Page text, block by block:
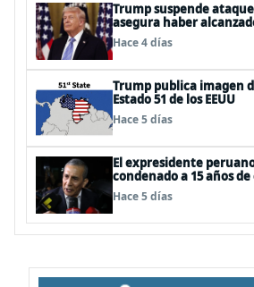
Trump suspende
asegura haber
acuerdo»
Hace 4 días
Trump publica imagen
Estado 51 de los EEUU
Hace 5 días
El expresidente
condenado a 15 años
anularse su caso
Hace 5 días